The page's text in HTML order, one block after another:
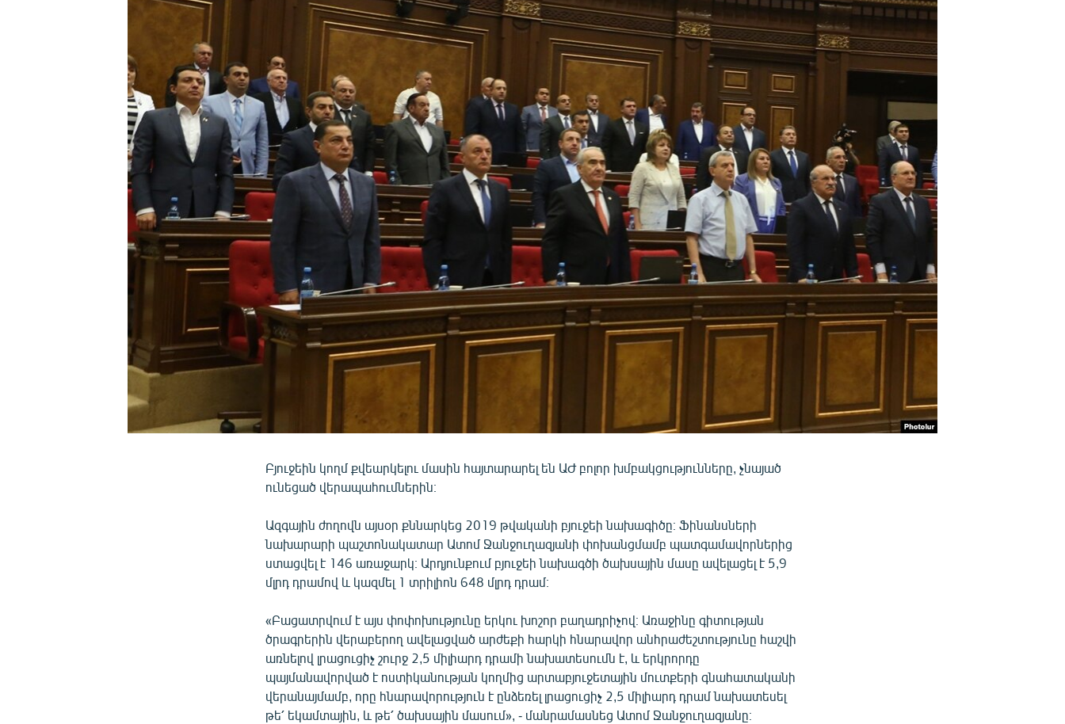
ՄԵԿՆԱԲԱՆՈՒԹՅՈՒՆ
ՁԳՏԵԼՈՎ ԼԱՎԱԳՈՒՅՆԻՆ
Բյուջեին կողմ քվեարկելու մասին հայտարարել են ԱԺ բոլոր խմբակցությունները, չնայած
ունեցած վերապահումներին։
Ազգային ժողովն այսօր քննարկեց 2019 թվականի բյուջեի նախագիծը։ Ֆինանսների
նախարարի պաշտոնակատար Ատոմ Ջանջուղազյանի փոխանցմամբ պատգամավորներից
ստացվել է 146 առաջարկ։ Արդյունքում բյուջեի նախագծի ծախսային մասը ավելացել է 5,9
մլրդ դրամով և կազմել 1 տրիլիոն 648 մլրդ դրամ։
«Բացատրվում է այս փոփոխությունը երկու խոշոր բաղադրիչով։ Առաջինը գիտության
ծրագրերին վերաբերող ավելացված արժեքի հարկի հնարավոր անհրաժեշտությունը հաշվի
առնելով լրացուցիչ շուրջ 2,5 միլիարդ դրամի նախատեսումն է, և երկրորդը
պայմանավորված է ոստիկանության կողմից արտաբյուջետային մուտքերի գնահատականի
վերանայմամբ, որը հնարավորություն է ընձեռել լրացուցիչ 2,5 միլիարդ դրամ նախատեսել
թե՛ եկամտային, և թե՛ ծախսային մասում», - մանրամասնեց Ատոմ Ջանջուղազյանը։